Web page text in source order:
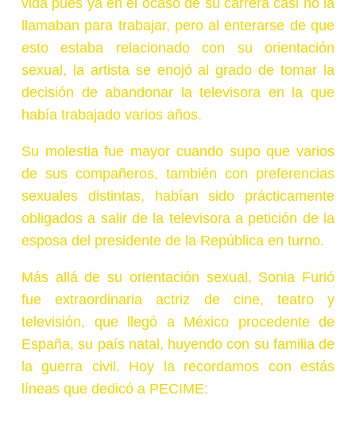
llamaban para trabajar, pero al enterarse de que
esto estaba relacionado con su orientación
sexual, la artista se enojó al grado de tomar la
decisión de abandonar la televisora en la que
había trabajado varios años.
Su molestia fue mayor cuando supo que varios
de sus compañeros, también con preferencias
sexuales distintas, habían sido prácticamente
obligados a salir de la televisora a petición de la
esposa del presidente de la República en turno.
Más allá de su orientación sexual, Sonia Furió
fue extraordinaria actriz de cine, teatro y
televisión, que llegó a México procedente de
España, su país natal, huyendo con su familia de
la guerra civil. Hoy la recordamos con estás
líneas que dedicó a PECIME: